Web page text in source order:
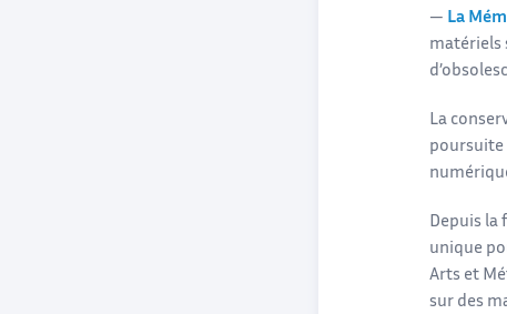
— La
matériels
La
poursuite
Depuis la
unique
Arts et
sur des